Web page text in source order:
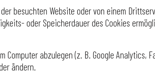
besuchten Website oder von einem
oder Speicherdauer des Cookies
abzulegen (z. B. Google Analytics,
ändern.